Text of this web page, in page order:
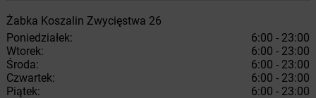
Żabka Koszalin Zwycięstwa 26
Poniedziałek:
6:00 - 23:00
Wtorek:
6:00 - 23:00
Środa:
6:00 - 23:00
Czwartek:
6:00 - 23:00
Piątek:
6:00 - 23:00